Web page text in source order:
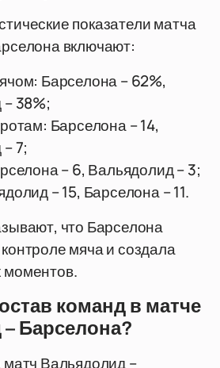
показатели матча
включают:
Барселона – 62%,
38%;
Барселона – 14,
7;
– 6, Вальядолид – 3;
– 15, Барселона – 11.
что Барселона
мяча и создала
команд в матче
Барселона?
Вальядолид –